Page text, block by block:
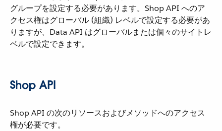
グループを設定する必要があります。Shop API へのア
クセス権はグローバル (組織) レベルで設定する必要があ
りますが、Data API はグローバルまたは個々のサイトレ
ベルで設定できます。
Shop API
Shop API の次のリソースおよびメソッドへのアクセス
権が必要です。